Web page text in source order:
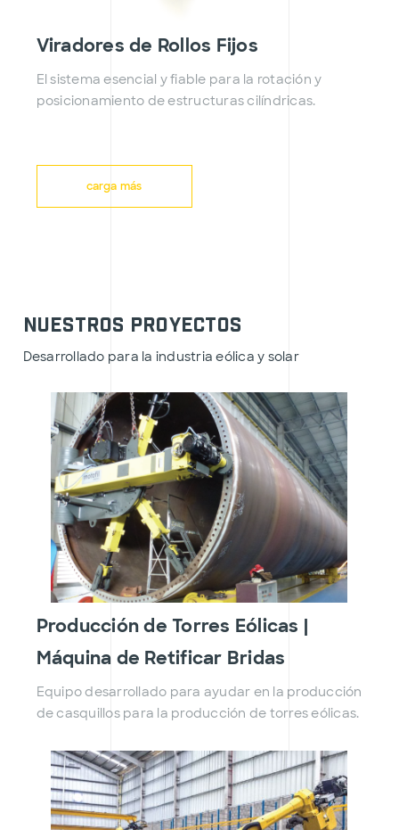
Viradores de Rollos Fijos
El sistema esencial y fiable para la rotación y
posicionamiento de estructuras cilíndricas.
carga más
Nuestros proyectos
Desarrollado para la industria eólica y solar
Producción de Torres Eólicas |
Máquina de Retificar Bridas
Equipo desarrollado para ayudar en la producción
de casquillos para la producción de torres eólicas.